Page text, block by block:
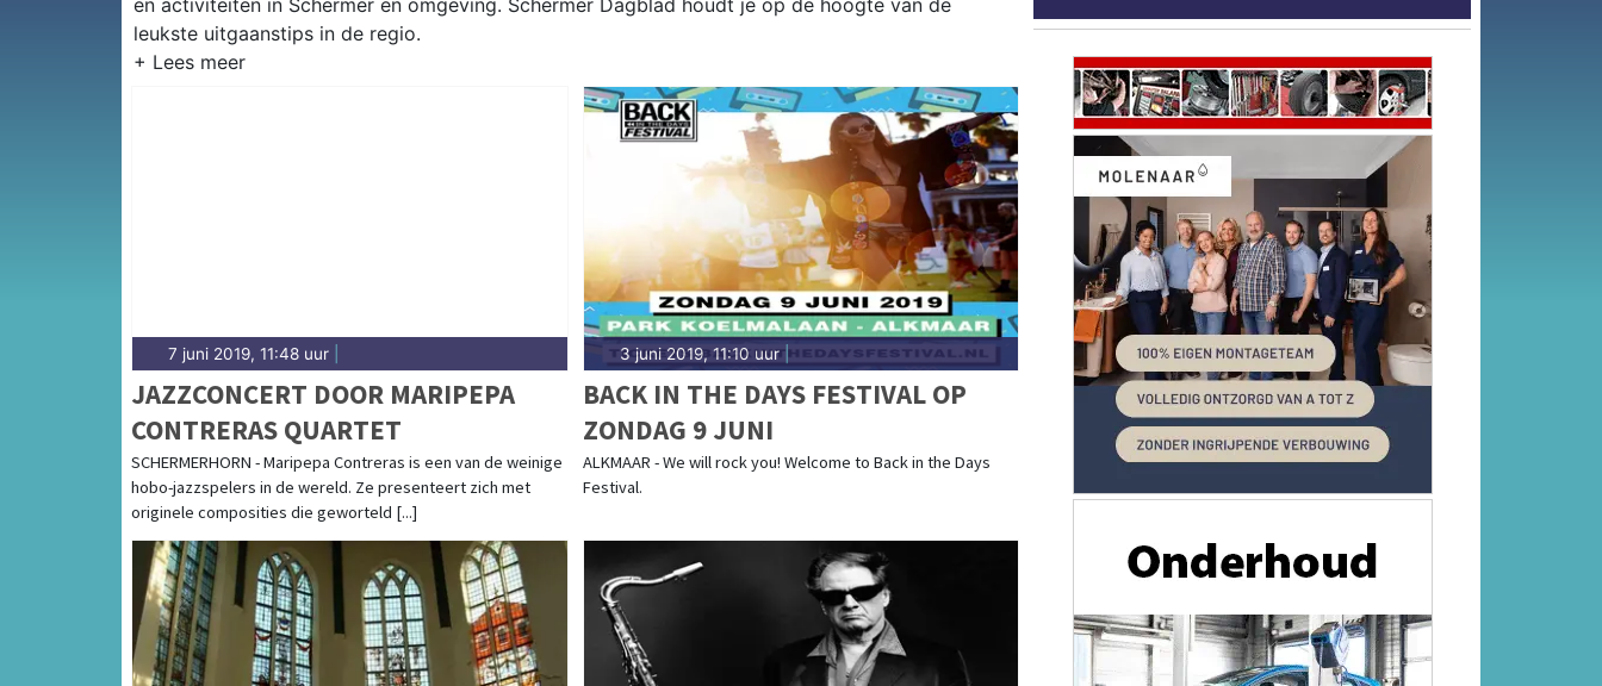
leukste uitgaanstips in de regio.
Van markten en culturele evenementen tot muziekfestivals en culinaire events - ontdek het
7 juni 2019, 11:48 uur
JAZZCONCERT DOOR MARIPEPA
CONTRERAS QUARTET
SCHERMERHORN - Maripepa Contreras is een van de weinige
hobo-jazzspelers in de wereld. Ze presenteert zich met
originele composities die geworteld [...]
3 juni 2019, 11:10 uur|
BACK IN THE DAYS FESTIVAL OP
ZONDAG 9 JUNI
ALKMAAR - We will rock you! Welcome to Back in the Days
Festival.